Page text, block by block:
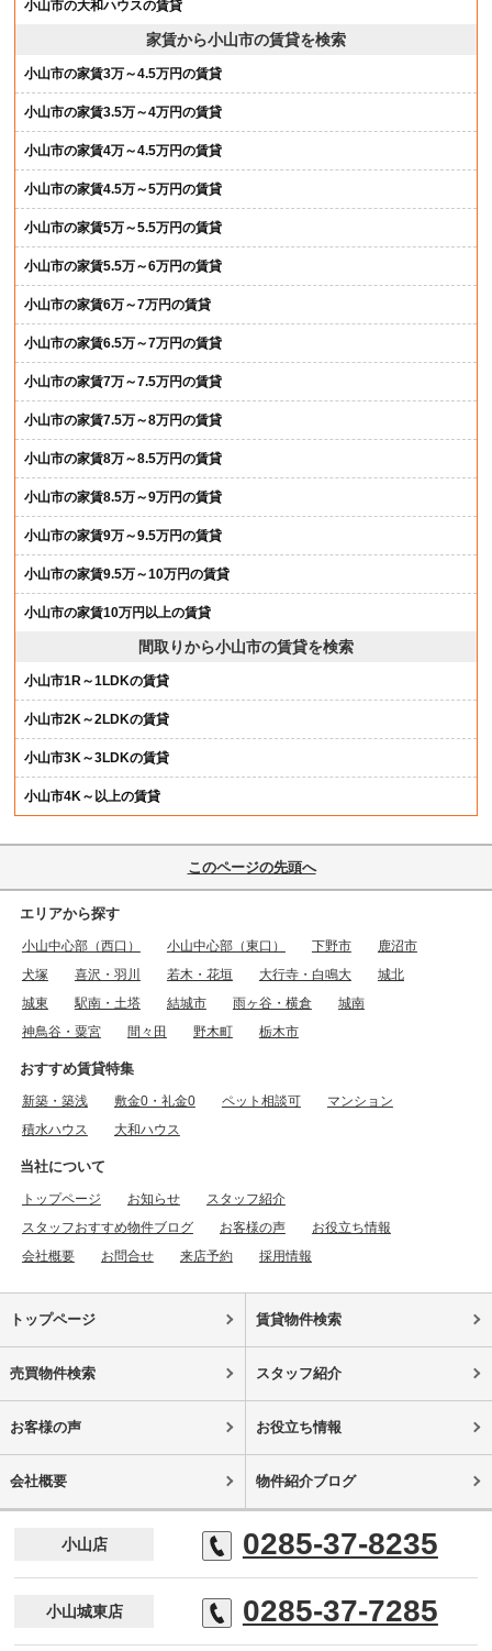
小山市の大和ハウスの賃貸
家賃から小山市の賃貸を検索
小山市の家賃3万～4.5万円の賃貸
小山市の家賃3.5万～4万円の賃貸
小山市の家賃4万～4.5万円の賃貸
小山市の家賃4.5万～5万円の賃貸
小山市の家賃5万～5.5万円の賃貸
小山市の家賃5.5万～6万円の賃貸
小山市の家賃6万～7万円の賃貸
小山市の家賃6.5万～7万円の賃貸
小山市の家賃7万～7.5万円の賃貸
小山市の家賃7.5万～8万円の賃貸
小山市の家賃8万～8.5万円の賃貸
小山市の家賃8.5万～9万円の賃貸
小山市の家賃9万～9.5万円の賃貸
小山市の家賃9.5万～10万円の賃貸
小山市の家賃10万円以上の賃貸
間取りから小山市の賃貸を検索
小山市1R～1LDKの賃貸
小山市2K～2LDKの賃貸
小山市3K～3LDKの賃貸
小山市4K～以上の賃貸
このページの先頭へ
エリアから探す
小山中心部（西口） 小山中心部（東口） 下野市
鹿沼市
犬塚
喜沢・羽川 若木・花垣 大行寺・白鳴大
城北
城東
駅南・土塔 結城市 雨ヶ谷・横倉
城南
神鳥谷・粟宮
間々田 野木町 栃木市
おすすめ賃貸特集
新築・築浅 敷金0・礼金0 ペット相談可
マンション
積水ハウス
大和ハウス
当社について
トップページ お知らせ
スタッフ紹介
スタッフおすすめ物件ブログ
お客様の声
お役立ち情報
会社概要
お問合せ 来店予約 採用情報
トップページ 賃貸物件検索
売買物件検索 スタッフ紹介
お客様の声 お役立ち情報
会社概要 物件紹介ブログ
小山店 0285-37-8235
小山城東店 0285-37-7285